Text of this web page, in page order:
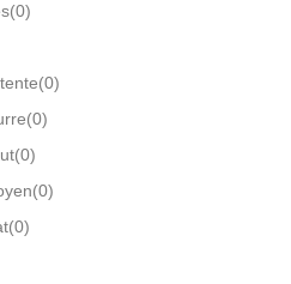
(0)
(0)
(0)
(0)
(0)
(0)